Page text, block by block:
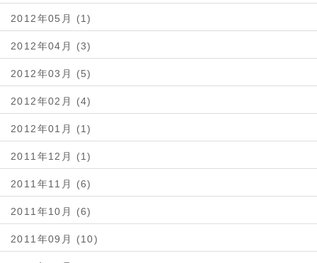
2012年05月 (1)
2012年04月 (3)
2012年03月 (5)
2012年02月 (4)
2012年01月 (1)
2011年12月 (1)
2011年11月 (6)
2011年10月 (6)
2011年09月 (10)